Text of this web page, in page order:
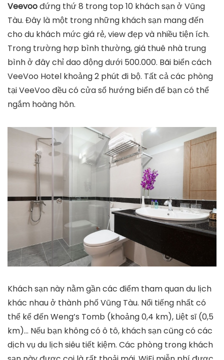
Veevoođứng thứ 8 trong top 10 khách sạn ở Vũng
Tàu. Đây là một trong những khách sạn mang đến
cho du khách mức giá rẻ, view đẹp và nhiều tiện ích.
Trong trường hợp bình thường, giá thuê nhà trung
bình ở đây chỉ dao động dưới 500.000. Bãi biển cách
VeeVoo Hotel khoảng 2 phút đi bộ. Tất cả các phòng
tại VeeVoo đều có cửa sổ hướng biển để bạn có thể
ngắm hoàng hôn.
Khách sạn này nằm gần các điểm tham quan du lịch
khác nhau ở thành phố Vũng Tàu. Nổi tiếng nhất có
thể kể đến Weng’s Tomb (khoảng 0,4 km), Liệt sĩ (0,5
km)… Nếu bạn không có ô tô, khách sạn cũng có các
dịch vụ du lịch siêu tiết kiệm. Các phòng trong khách